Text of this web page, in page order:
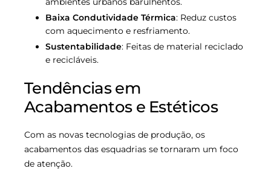
Baixa Condutividade Térmica: Reduz custos
com aquecimento e resfriamento.
Sustentabilidade: Feitas de material reciclado
e recicláveis.
Tendências em
Acabamentos e Estéticos
Com as novas tecnologias de produção, os
acabamentos das esquadrias se tornaram um foco
de atenção.